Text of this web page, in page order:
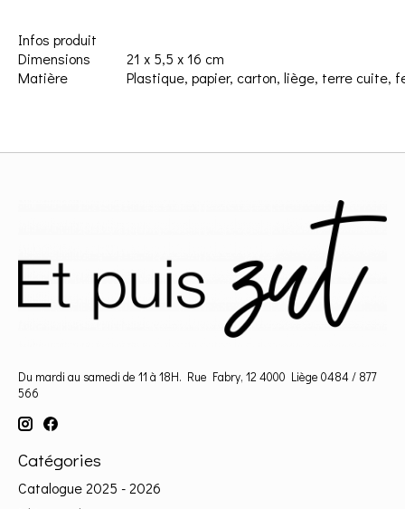
Infos produit
Dimensions
21 x 5,5 x 16 cm
Matière
Plastique, papier, carton, liège, terre cuite,
Du mardi au samedi de 11 à 18H. Rue Fabry, 12 4000 Liège 0484 / 877
566
Catégories
Catalogue 2025 - 2026